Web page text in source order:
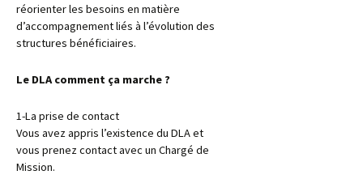
réorienter les besoins en matière
d’accompagnement liés à l’évolution des
structures bénéficiaires.
Le DLA comment ça marche ?
1-La prise de contact
Vous avez appris l’existence du DLA et
vous prenez contact avec un Chargé de
Mission.